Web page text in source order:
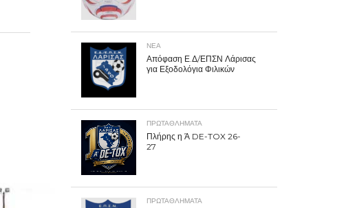
ΝΕΑ
Απόφαση Ε.Δ/ΕΠΣΝ Λάρισας
για Εξοδολόγια Φιλικών
ΠΡΩΤΑΘΛΉΜΑΤΑ
Πλήρης η Ά DE-TOX 26-
27
ΠΡΩΤΑΘΛΉΜΑΤΑ